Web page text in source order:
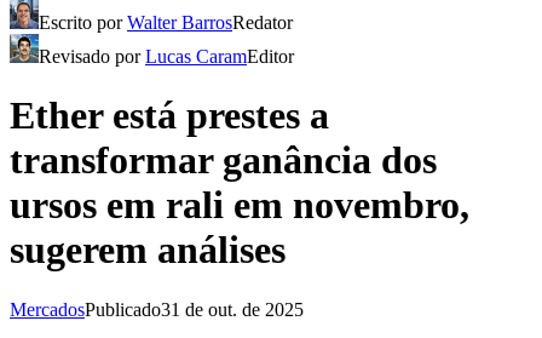
Escrito porWalter BarrosRedator
Revisado porLucas CaramEditor
Ether está prestes a
transformar ganância dos
ursos em rali em novembro,
sugerem análises
MercadosPublicado31 de out. de 2025